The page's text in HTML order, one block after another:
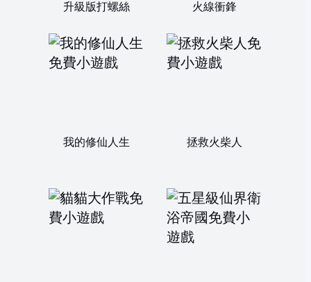
升級版打螺絲 火線衝鋒
我的修仙人生 拯救火柴人